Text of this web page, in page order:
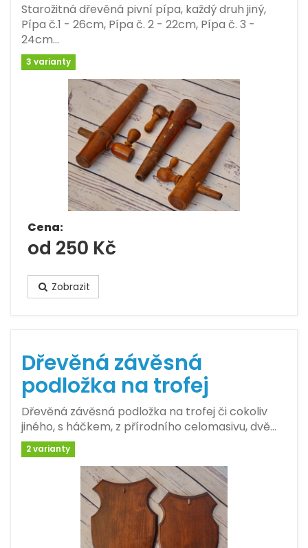
Starožitná dřevěná pivní pípa, každý druh jiný,
Pípa č.1 - 26cm, Pípa č. 2 - 22cm, Pípa č. 3 -
24cm…
3 varianty
Cena:
od 250 Kč
Zobrazit
Dřevěná závěsná
podložka na trofej
Dřevěná závěsná podložka na trofej či cokoliv
jiného, s háčkem, z přírodního celomasivu, dvě…
2 varianty